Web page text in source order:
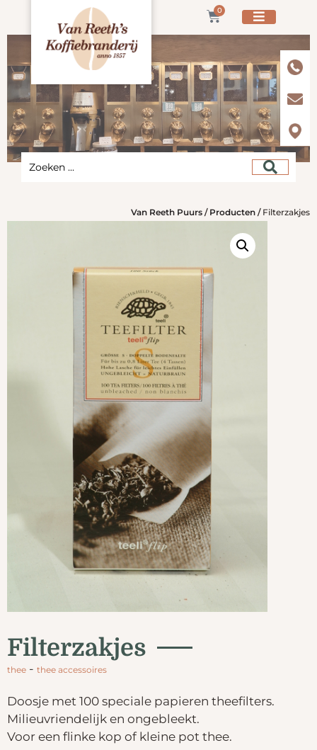
0
Van Reeth Puurs / Producten / Filterzakjes
Filterzakjes
thee - thee accessoires
Doosje met 100 speciale papieren theefilters.
Milieuvriendelijk en ongebleekt.
Voor een flinke kop of kleine pot thee.